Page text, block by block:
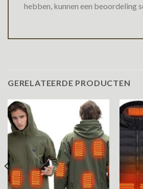
hebben, kunnen een beoordeling
GERELATEERDE PRODUCTEN